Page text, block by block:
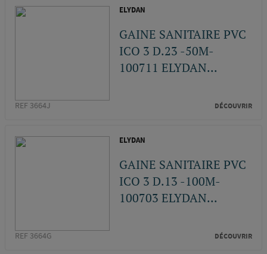
ELYDAN
GAINE SANITAIRE PVC
ICO 3 D.23 -50M-
100711 ELYDAN...
REF 3664J DÉCOUVRIR
ELYDAN
GAINE SANITAIRE PVC
ICO 3 D.13 -100M-
100703 ELYDAN...
REF 3664G DÉCOUVRIR